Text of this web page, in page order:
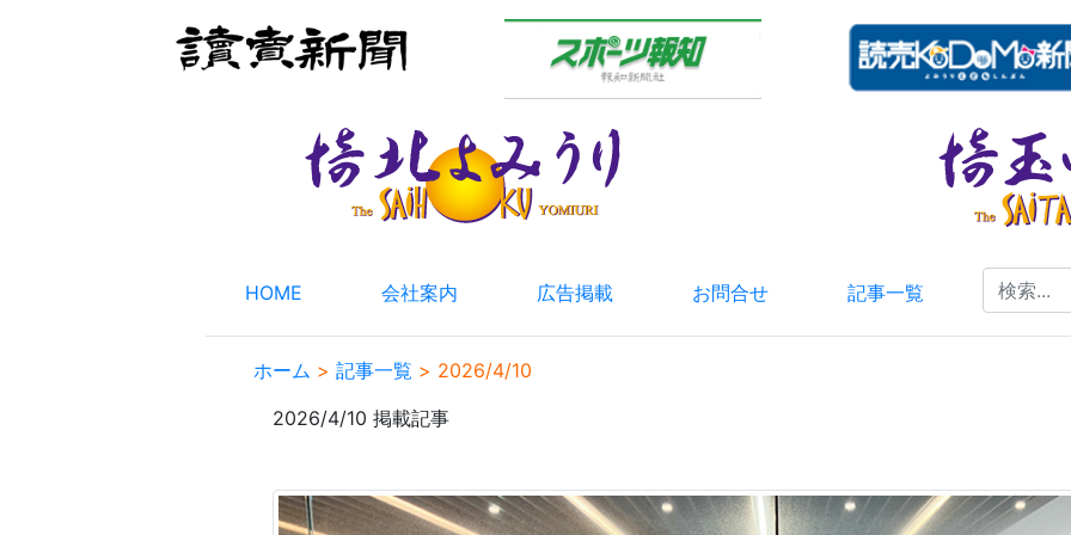
HOME 会社案内 広告掲載 お問合せ 記事一覧
ホーム > 記事一覧 > 2026/4/10
2026/4/10 掲載記事